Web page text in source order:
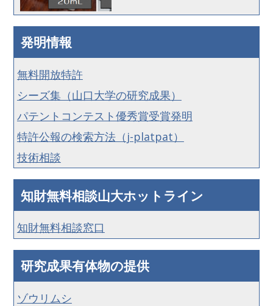
発明情報
無料開放特許
シーズ集（山口大学の研究成果）
パテントコンテスト優秀賞受賞発明
特許公報の検索方法（j-platpat）
技術相談
知財無料相談山大ホットライン
知財無料相談窓口
研究成果有体物の提供
ゾウリムシ